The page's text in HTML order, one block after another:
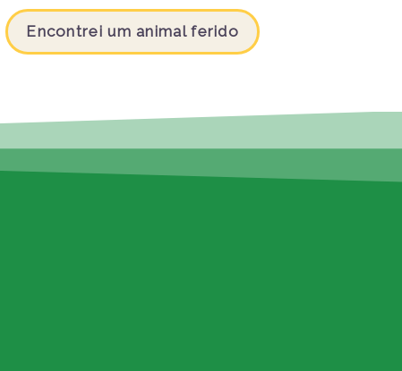
Encontrei um animal ferido